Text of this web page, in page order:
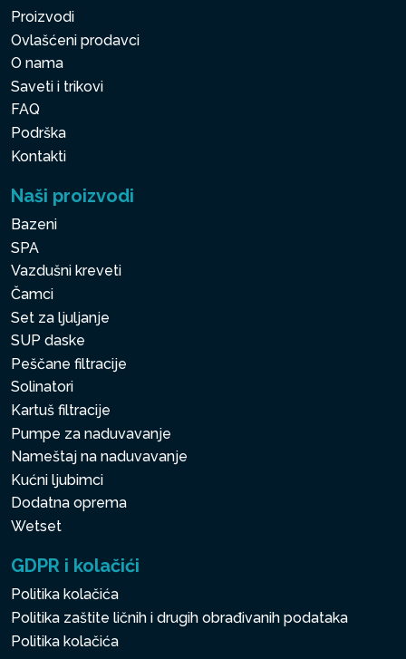
Proizvodi
Ovlašćeni prodavci
O nama
Saveti i trikovi
FAQ
Podrška
Kontakti
Naši proizvodi
Bazeni
SPA
Vazdušni kreveti
Čamci
Set za ljuljanje
SUP daske
Peščane filtracije
Solinatori
Kartuš filtracije
Pumpe za naduvavanje
Nameštaj na naduvavanje
Kućni ljubimci
Dodatna oprema
Wetset
GDPR i kolačići
Politika kolačića
Politika zaštite ličnih i drugih obrađivanih podataka
Politika kolačića